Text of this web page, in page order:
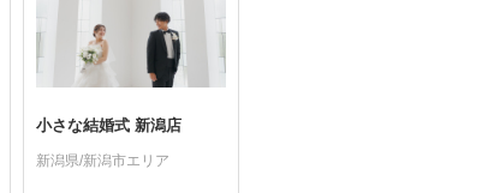
小さな結婚式 新潟店
新潟県/新潟市エリア